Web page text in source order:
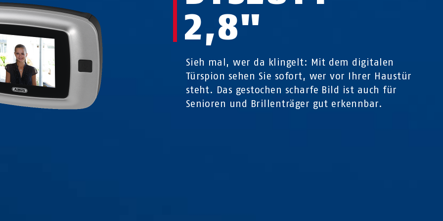
2,8"
Sieh mal, wer da klingelt: Mit dem digitalen
Türspion sehen Sie sofort, wer vor Ihrer Haustür
steht. Das gestochen scharfe Bild ist auch für
Senioren und Brillenträger gut erkennbar.